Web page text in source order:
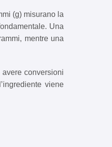
(g) misurano la
Una
mentre una
conversioni
viene